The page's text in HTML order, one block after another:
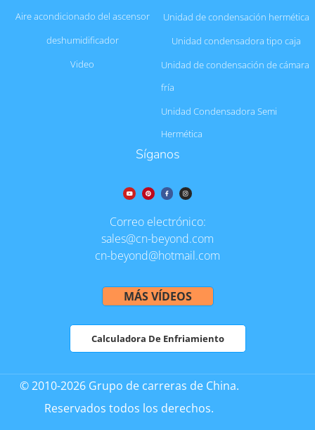
Aire acondicionado del ascensor
deshumidificador
Video
Unidad de condensación hermética
Unidad condensadora tipo caja
Unidad de condensación de cámara
fría
Unidad Condensadora Semi
Hermética
Síganos
Correo electrónico:
sales@cn-beyond.com
cn-beyond@hotmail.com
MÁS VÍDEOS
Calculadora De Enfriamiento
© 2010-2026 Grupo de carreras de China.
Reservados todos los derechos.